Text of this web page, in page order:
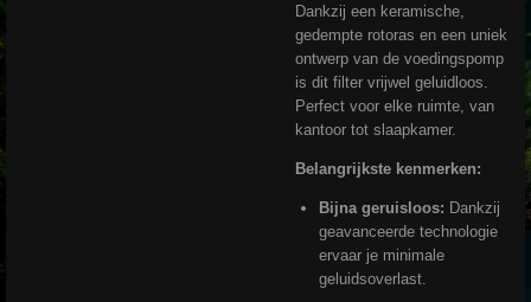
Dankzij een keramische,
gedempte rotoras en een uniek
ontwerp van de voedingspomp
is dit filter vrijwel geluidloos.
Perfect voor elke ruimte, van
kantoor tot slaapkamer.
Belangrijkste kenmerken:
Bijna geruisloos: Dankzij
geavanceerde technologie
ervaar je minimale
geluidsoverlast.